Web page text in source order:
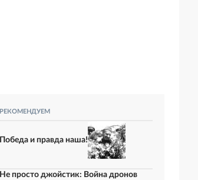
РЕКОМЕНДУЕМ
Победа и правда наша!
Не просто джойстик: Война дронов